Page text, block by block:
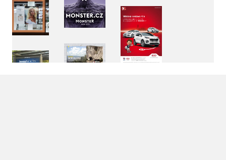
LinkedIn SRDCE EVROPY
© Copyright 2025. Srdce Evropy, s.r.o.